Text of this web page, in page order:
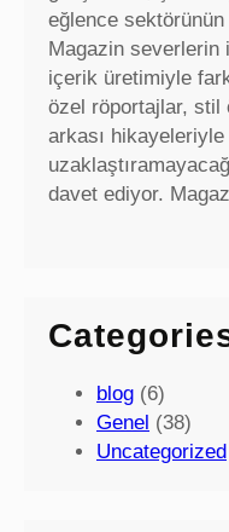
l
a
r
ı
eğlence sektörünün
Magazin
içerik üretimiyle
özel röportajlar, stil
arkası
davet ediyor.
blog (6)
Genel (38)
Uncategorized